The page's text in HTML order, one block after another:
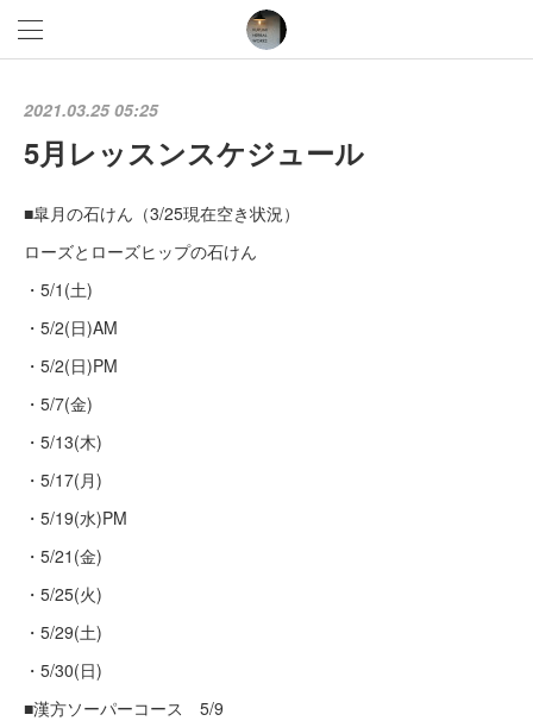
2021.03.25 05:25
5月レッスンスケジュール
■皐月の石けん（3/25現在空き状況）
ローズとローズヒップの石けん
・5/1(土)
・5/2(日)AM
・5/2(日)PM
・5/7(金)
・5/13(木)
・5/17(月)
・5/19(水)PM
・5/21(金)
・5/25(火)
・5/29(土)
・5/30(日)
■漢方ソーパーコース 5/9